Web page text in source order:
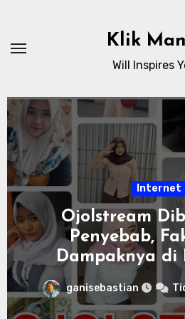
content
Klik
Will Inspires
Internet
Ojolstream
Penyebab,
Dampaknya di
ganisebastian